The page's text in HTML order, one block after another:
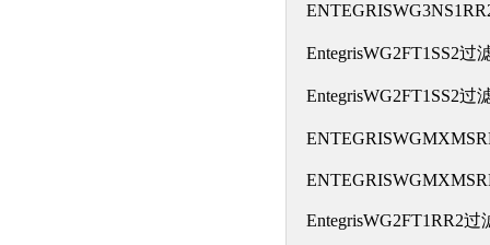
EntegrisWG2FT1SS2过
EntegrisWG2FT1SS2过
EntegrisWG2FT1RR2过